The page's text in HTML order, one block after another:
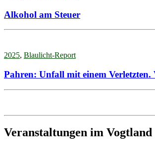
Alkohol am Steuer
2025, Blaulicht-Report
Pahren: Unfall mit einem
Veranstaltungen im Vogtland